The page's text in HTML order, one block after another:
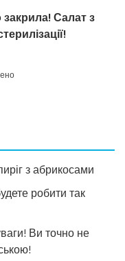
Салат з
до
Салат
огірків
томатній
стерилізації!
з абрикосами
робити так
Ви точно не